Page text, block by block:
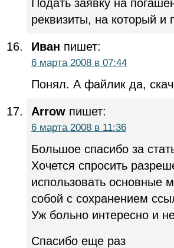
реквизиты, на который и
Иван пишет:
6 марта 2008 в 07:44
Понял. А файлик да,
Arrow пишет:
6 марта 2008 в 11:36
Большое спасибо за
Хочется спросить
использовать основные
собой с сохранением
Уж больно интересно и
Спасибо еще раз